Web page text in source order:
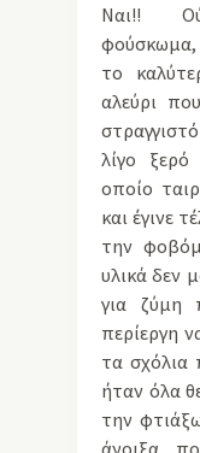
Ναι!!
φούσκωμα,
το
αλεύρι
λίγο
οποίο
και έγινε
την
υλικά δεν
για ζύμη
περίεργη
τα σχόλια
ήταν όλα
την
άνοιξα